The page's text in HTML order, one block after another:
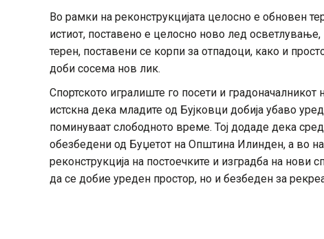
Во рамки на реконструкцијата целосно е обновен
истиот, поставено е целосно ново лед
терен, поставени се корпи за отпадоци, како и
доби сосема нов лик.
Спортското игралиште го посети и
истскна дека младите од Бујковци добија убаво
поминуваат слободното време. Тој додаде дека
обезбедени од Буџетот на Општина Илинден, а во
реконструкција на постоечките и изградба на нови
да се добие уреден простор, но и безбеден за